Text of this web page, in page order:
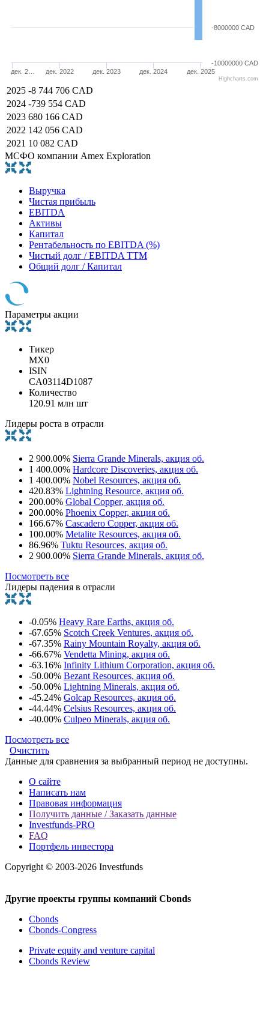
дек. 2… дек. 2022 дек. 2023 дек. 2024 дек. 2025
-10000000 CAD
-8000000 CAD
Highcharts.com
2025 -8 744 706 CAD
2024 -739 554 CAD
2023 680 166 CAD
2022 142 056 CAD
2021 10 082 CAD
МСФО компании Amex Exploration
Выручка
Чистая прибыль
EBITDA
Активы
Капитал
Рентабельность по EBITDA (%)
Чистый долг / EBITDA TTM
Общий долг / Капитал
Параметры акции
Тикер
MX0
ISIN
CA03114D1087
Количество
120.91 млн шт
Лидеры роста в отрасли
2 900.00% Sierra Grande Minerals, акция об.
1 400.00% Hardcore Discoveries, акция об.
1 400.00% Nobel Resources, акция об.
420.83% Lightning Resource, акция об.
200.00% Global Copper, акция об.
200.00% Phoenix Copper, акция об.
166.67% Cascadero Copper, акция об.
100.00% Metalite Resources, акция об.
86.96% Tuktu Resources, акция об.
2 900.00% Sierra Grande Minerals, акция об.
Посмотреть все
Лидеры падения в отрасли
-0.05% Heavy Rare Earths, акция об.
-67.65% Scotch Creek Ventures, акция об.
-67.35% Rainy Mountain Royalty, акция об.
-66.67% Vendetta Mining, акция об.
-63.16% Infinity Lithium Corporation, акция об.
-50.00% Bezant Resources, акция об.
-50.00% Lightning Minerals, акция об.
-45.24% Golcap Resources, акция об.
-44.44% Celsius Resources, акция об.
-40.00% Culpeo Minerals, акция об.
Посмотреть все
Очистить
Данные для сравнения за выбранный период не доступны.
О сайте
Написать нам
Правовая информация
Получить данные / Заказать данные
Investfunds-PRO
FAQ
Портфель инвестора
Copyright © 2003-2026 Investfunds
Другие проекты группы компаний Cbonds
Cbonds
Cbonds-Congress
Private equity and venture capital
Cbonds Review